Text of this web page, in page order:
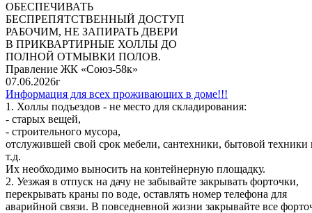
ОБЕСПЕЧИВАТЬ
БЕСПРЕПЯТСТВЕННЫЙ ДОСТУП
РАБОЧИМ, НЕ ЗАПИРАТЬ ДВЕРИ
В ПРИКВАРТИРНЫЕ ХОЛЛЫ ДО
ПОЛНОЙ ОТМЫВКИ ПОЛОВ.
Правление ЖК «Союз-58к»
07.06.2026г
Информация для всех проживающих в доме!!!
1. Холлы подъездов - не место для складирования:
- старых вещей,
- строительного мусора,
отслужившей свой срок мебели, сантехники, бытовой техники
т.д.
Их необходимо выносить на контейнерную площадку.
2. Уезжая в отпуск на дачу не забывайте закрывать форточки,
перекрывать краны по воде, оставлять номер телефона для
аварийной связи. В повседневной жизни закрывайте все